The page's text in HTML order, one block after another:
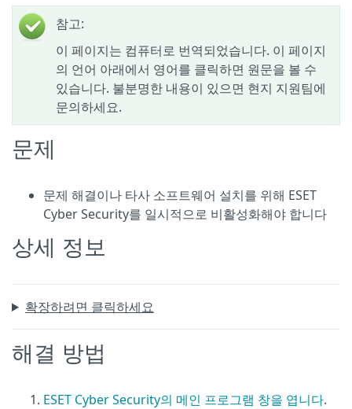
참고:
이 페이지는 컴퓨터로 번역되었습니다. 이 페이지
의 언어 아래에서 영어를 클릭하면 원문을 볼 수
있습니다. 불분명한 내용이 있으면 현지 지원팀에
문의하세요.
문제
문제 해결이나 타사 소프트웨어 설치를 위해 ESET
Cyber Security를 일시적으로 비활성화해야 합니다
상세 정보
확장하려면 클릭하세요
해결 방법
ESET Cyber Security의 메인 프로그램 창을 엽니다.